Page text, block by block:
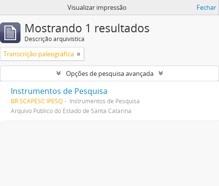
Visualizar impressão Fechar
Mostrando 1 resultados
Descrição arquivística
Transcrição paleográfica
Opções de pesquisa avançada
Instrumentos de Pesquisa
BR SCAPESC IPESQ
Instrumentos de Pesquisa
Arquivo Público do Estado de Santa Catarina